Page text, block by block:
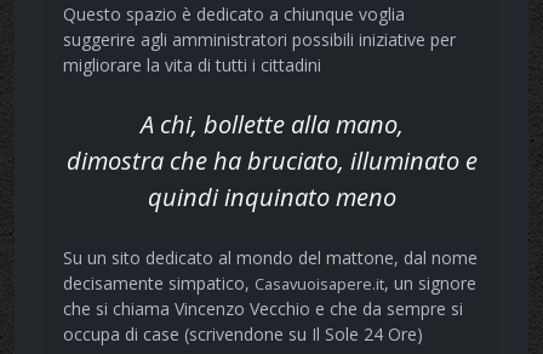
Questo spazio è dedicato a chiunque voglia
suggerire agli amministratori possibili iniziative per
migliorare la vita di tutti i cittadini
A chi, bollette alla mano,
dimostra che ha bruciato, illuminato e
quindi inquinato meno
Su un sito dedicato al mondo del mattone, dal nome
decisamente simpatico, Casavuoisapere.it, un signore
che si chiama Vincenzo Vecchio e che da sempre si
occupa di case (scrivendone su Il Sole 24 Ore)